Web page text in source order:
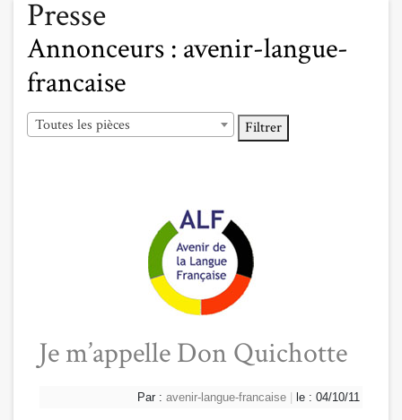
Presse
Annonceurs : avenir-langue-
francaise
Toutes les pièces Filtrer
Je m’appelle Don Quichotte
Par :avenir-langue-francaise le : 04/10/11